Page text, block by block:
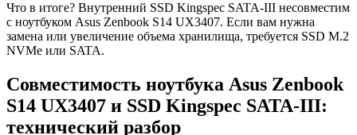
Что в итоге? Внутренний SSD Kingspec SATA-III несовместим
с ноутбуком Asus Zenbook S14 UX3407. Если вам нужна
замена или увеличение объема хранилища, требуется SSD M.2
NVMe или SATA.
Совместимость ноутбука Asus Zenbook
S14 UX3407 и SSD Kingspec SATA-III:
технический разбор